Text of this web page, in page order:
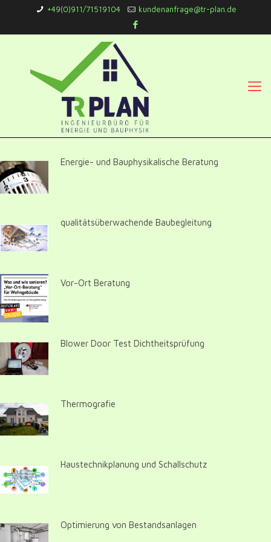
+49(0)911/71519104 kundenanfrage@tr-plan.de
Energie- und Bauphysikalische Beratung
qualitätsüberwachende Baubegleitung
Vor-Ort Beratung
Blower Door Test Dichtheitsprüfung
Thermografie
Haustechnikplanung und Schallschutz
Optimierung von Bestandsanlagen